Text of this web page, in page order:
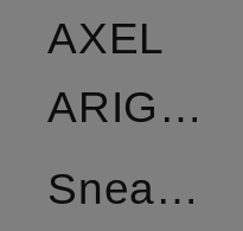
AXEL
ARIGATO
Sneaker